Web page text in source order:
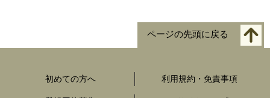
ページの先頭に戻る
初めての方へ 利用規約・免責事項